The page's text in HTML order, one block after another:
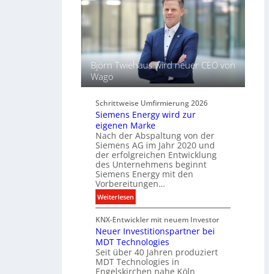
h
t
u
d
B
e
l
e
u
c
h
t
u
s
t
e
ü
l
f
ü
r
i
g
i
t
a
l
e
P
r
o
d
u
k
t
d
Björn Twiehaus wird neuer CEO von
Wago
Schrittweise Umfirmierung 2026
Siemens Energy wird zur
eigenen Marke
Nach der Abspaltung von der
Siemens AG im Jahr 2020 und
der erfolgreichen Entwicklung
des Unternehmens beginnt
Siemens Energy mit den
Vorbereitungen…
Weiterlesen:
S
i
e
m
e
n
KNX-Entwickler mit neuem Investor
Neuer Investitionspartner bei
MDT Technologies
Seit über 40 Jahren produziert
MDT Technologies in
Engelskirchen nahe Köln